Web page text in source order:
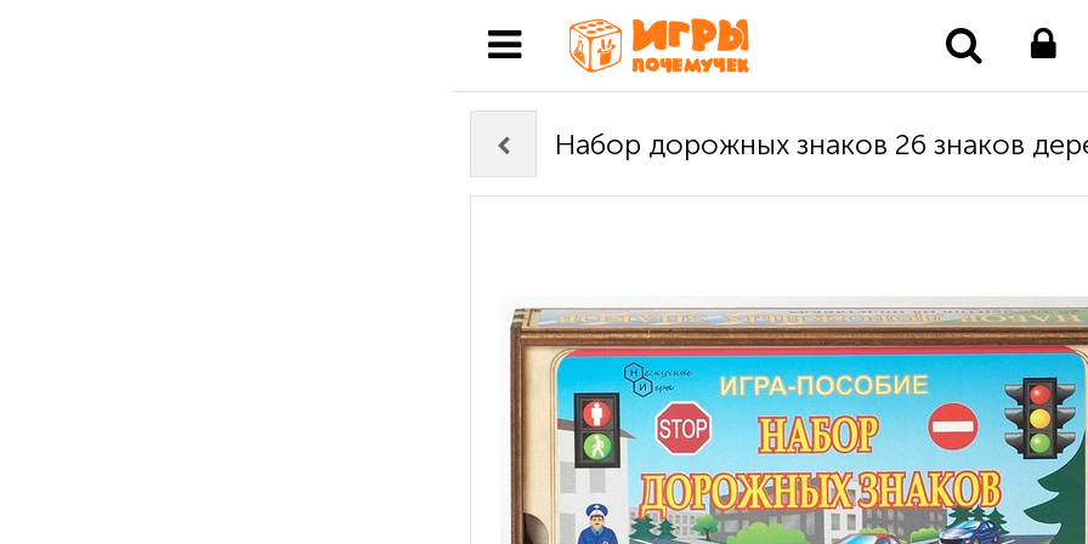
Набор дорожных знаков 26 знаков